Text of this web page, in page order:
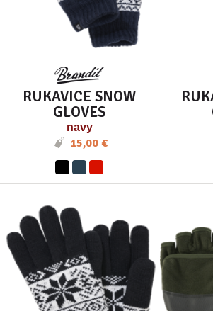
RUKAVICE SNOW
GLOVES
navy
15,00 €